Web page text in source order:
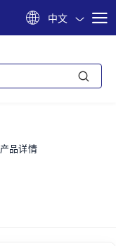
中文
产品详情